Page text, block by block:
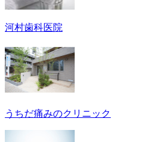
河村歯科医院
うちだ痛みのクリニック